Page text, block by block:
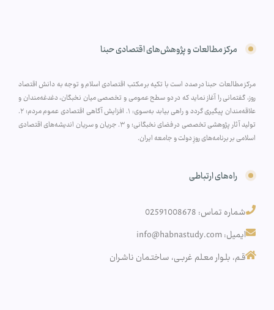
مرکز مطالعات و پژوهش‌های اقتصادی حبنا
مرکز مطالعات حبنا در صدد است با تکیه بر مکتب اقتصادی اسلام و توجه به دانش اقتصاد
روز، گفتمانی را آغاز نماید که در دو سطح عمومی و تخصصی میان نخبگان، دغدغه‌مندان و
علاقه‌مندان پیگیری گردد و راهی بیابد به‌سوی: ۱. افزایش آگاهی اقتصادی عموم مردم؛ ۲.
تولید آثار پژوهشی تخصصی در فضای نخبگانی؛ و ۳. جریان و سریان اندیشه‌های اقتصادی
اسلامی بر برنامه‌های روزِ دولت و جامعه ایران.
راه‌های ارتباطی
شماره تماس: 02591008678
ایمیل: info@habnastudy.com
قـم، بلـوار معـلم غربـی، ساختـمان ناشـران